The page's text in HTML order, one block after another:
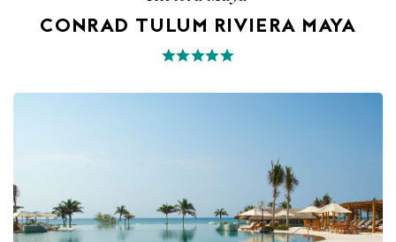
CONRAD TULUM RIVIERA MAYA